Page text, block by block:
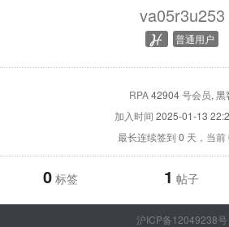
va05r3u253
普通用户
RPA42904号会员, 黑
加入时间 2025-01-13
最长连续签到 0 天，当前
0 标签 1 帖子
沪ICP备12049238号